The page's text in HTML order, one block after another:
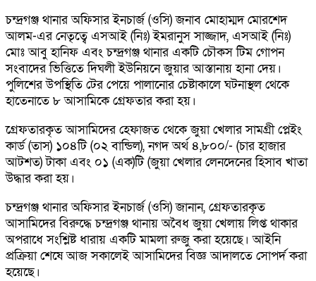
​চন্দ্রগঞ্জ থানার অফিসার ইনচার্জ (ওসি) জনাব মোহাম্মদ মোরশেদ
আলম-এর নেতৃত্বে এসআই (নিঃ) ইমরানুস সাজ্জাদ, এসআই (নিঃ)
মোঃ আবু হানিফ এবং চন্দ্রগঞ্জ থানার একটি চৌকস টিম গোপন
সংবাদের ভিত্তিতে দিঘলী ইউনিয়নে জুয়ার আস্তানায় হানা দেয়।
পুলিশের উপস্থিতি টের পেয়ে পালানোর চেষ্টাকালে ঘটনাস্থল থেকে
হাতেনাতে ৮ আসামিকে গ্রেফতার করা হয়।
​গ্রেফতারকৃত আসামিদের হেফাজত থেকে জুয়া খেলার সামগ্রী প্লেইং
কার্ড (তাস) ১০৪টি (০২ বান্ডিল), নগদ অর্থ ৪,৮০০/- (চার হাজার
আটশত) টাকা এবং ০১ (এক)টি (জুয়া খেলার লেনদেনের হিসাব খাতা
উদ্ধার করা হয়।
​চন্দ্রগঞ্জ থানার অফিসার ইনচার্জ (ওসি) জানান, গ্রেফতারকৃত
আসামিদের বিরুদ্ধে চন্দ্রগঞ্জ থানায় অবৈধ জুয়া খেলায় লিপ্ত থাকার
অপরাধে সংশ্লিষ্ট ধারায় একটি মামলা রুজু করা হয়েছে। আইনি
প্রক্রিয়া শেষে আজ সকালেই আসামিদের বিজ্ঞ আদালতে সোপর্দ করা
হয়েছে।